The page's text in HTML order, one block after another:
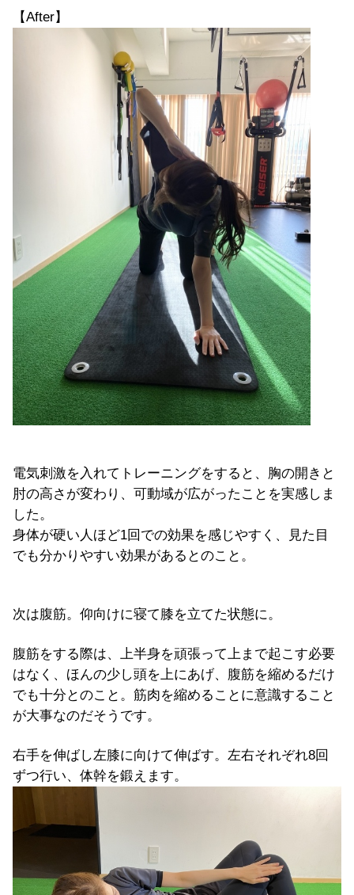
【After】
電気刺激を入れてトレーニングをすると、胸の開きと
肘の高さが変わり、可動域が広がったことを実感しま
した。
身体が硬い人ほど1回での効果を感じやすく、見た目
でも分かりやすい効果があるとのこと。
次は腹筋。仰向けに寝て膝を立てた状態に。
腹筋をする際は、上半身を頑張って上まで起こす必要
はなく、ほんの少し頭を上にあげ、腹筋を縮めるだけ
でも十分とのこと。筋肉を縮めることに意識すること
が大事なのだそうです。
右手を伸ばし左膝に向けて伸ばす。左右それぞれ8回
ずつ行い、体幹を鍛えます。